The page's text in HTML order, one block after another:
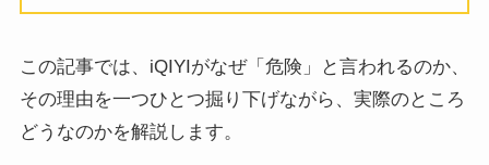
この記事では、iQIYIがなぜ「危険」と言われるのか、
その理由を一つひとつ掘り下げながら、実際のところ
どうなのかを解説します。